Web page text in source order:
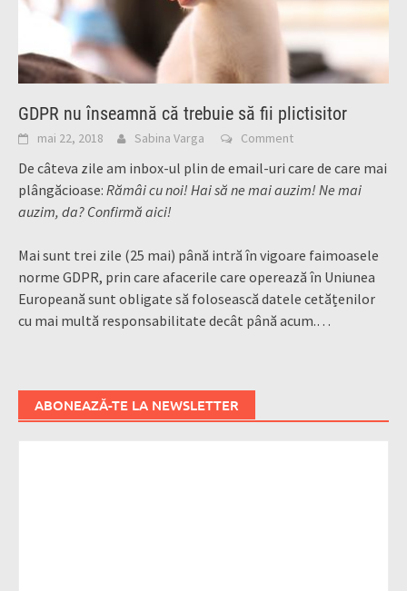
GDPR nu înseamnă că trebuie să fii plictisitor
mai 22, 2018 Sabina Varga Comment
De câteva zile am inbox-ul plin de email-uri care de care mai
plângăcioase: Rămâi cu noi! Hai să ne mai auzim! Ne mai
auzim, da? Confirmă aici!
Mai sunt trei zile (25 mai) până intră în vigoare faimoasele
norme GDPR, prin care afacerile care operează în Uniunea
Europeană sunt obligate să folosească datele cetățenilor
cu mai multă responsabilitate decât până acum.…
ABONEAZĂ-TE LA NEWSLETTER